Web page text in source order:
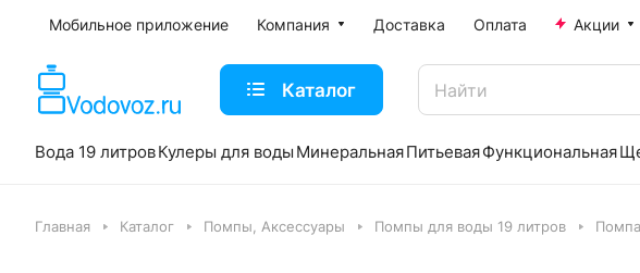
Мобильное приложение Компания Доставка Оплата Акции
Каталог
Вода 19 литровКулеры для воды МинеральнаяПитьеваяФункциональная
Главная Каталог Помпы, Аксессуары Помпы для воды 19 литров